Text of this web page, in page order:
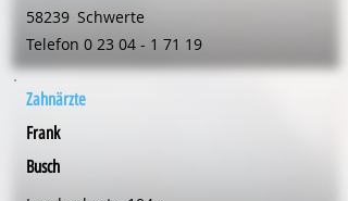
58239 Schwerte
Telefon 0 23 04 - 1 71 19
Zahnärzte
Frank
Busch